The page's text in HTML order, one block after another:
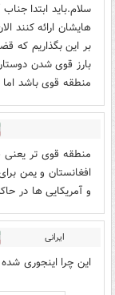
سلام.باید ابتدا
هایشان ارائه کنند
بر این بگذاریم که
بارز قوی شدن
منطقه قوی باشد
منطقه قوی تر
افغانستان و یمن
و آمریکایی ها در
ایرانی
این چرا اینجوری